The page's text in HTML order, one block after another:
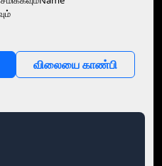
விலையை காண்பி